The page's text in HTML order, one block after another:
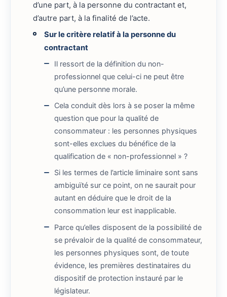
d’une part, à la personne du contractant et,
d’autre part, à la finalité de l’acte.
Sur le critère relatif à la personne du
contractant
Il ressort de la définition du non-
professionnel que celui-ci ne peut être
qu’une personne morale.
Cela conduit dès lors à se poser la même
question que pour la qualité de
consommateur : les personnes physiques
sont-elles exclues du bénéfice de la
qualification de « non-professionnel » ?
Si les termes de l’article liminaire sont sans
ambiguïté sur ce point, on ne saurait pour
autant en déduire que le droit de la
consommation leur est inapplicable.
Parce qu’elles disposent de la possibilité de
se prévaloir de la qualité de consommateur,
les personnes physiques sont, de toute
évidence, les premières destinataires du
dispositif de protection instauré par le
législateur.